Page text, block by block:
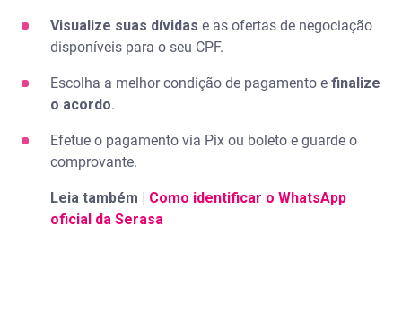
Visualize suas dívidas e as ofertas de negociação
disponíveis para o seu CPF.
Escolha a melhor condição de pagamento e finalize
o acordo.
Efetue o pagamento via Pix ou boleto e guarde o
comprovante.
Leia também | Como identificar o WhatsApp
oficial da Serasa